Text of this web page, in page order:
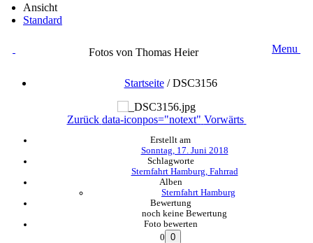
Ansicht
Standard
Fotos von Thomas Heier Menu
Startseite/DSC3156
Zurück data-iconpos="notext" Vorwärts
Erstellt am
Sonntag, 17. Juni 2018
Schlagworte
Sternfahrt Hamburg, Fahrrad
Alben
Sternfahrt Hamburg
Bewertung
noch keine Bewertung
Foto bewerten
0